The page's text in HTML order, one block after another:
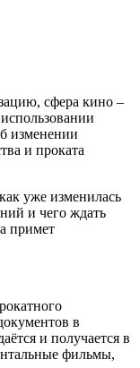
сфера кино –
изменении
и проката
уже изменилась
и чего ждать
примет
в
и получается в
фильмы,